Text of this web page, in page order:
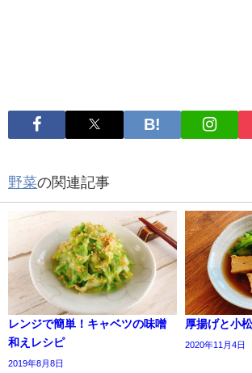
野菜の関連記事
レンジで簡単！キャベツの味噌
和えレシピ
2019年8月8日
厚揚げと小
2020年11月4日